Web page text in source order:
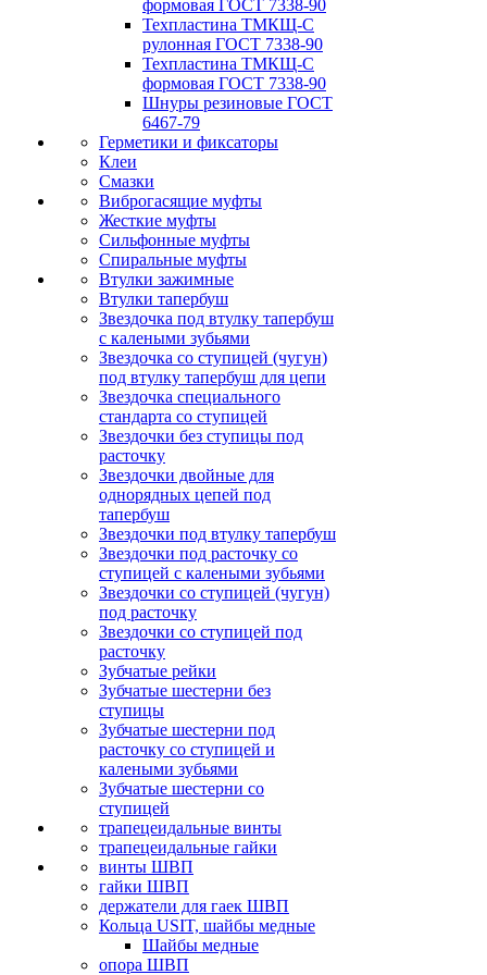
формовая ГОСТ 7338-90
Техпластина ТМКЩ-С
рулонная ГОСТ 7338-90
Техпластина ТМКЩ-С
формовая ГОСТ 7338-90
Шнуры резиновые ГОСТ
6467-79
Герметики и фиксаторы
Клеи
Смазки
Виброгасящие муфты
Жесткие муфты
Сильфонные муфты
Спиральные муфты
Втулки зажимные
Втулки тапербуш
Звездочка под втулку тапербуш
c калеными зубьями
Звездочка со ступицей (чугун)
под втулку тапербуш для цепи
Звездочка специального
стандарта со ступицей
Звездочки без ступицы под
расточку
Звездочки двойные для
однорядных цепей под
тапербуш
Звездочки под втулку тапербуш
Звездочки под расточку со
ступицей с калеными зубьями
Звездочки со ступицей (чугун)
под расточку
Звездочки со ступицей под
расточку
Зубчатые рейки
Зубчатые шестерни без
ступицы
Зубчатые шестерни под
расточку со ступицей и
калеными зубьями
Зубчатые шестерни со
ступицей
трапецеидальные винты
трапецеидальные гайки
винты ШВП
гайки ШВП
держатели для гаек ШВП
Кольца USIT, шайбы медные
Шайбы медные
опора ШВП